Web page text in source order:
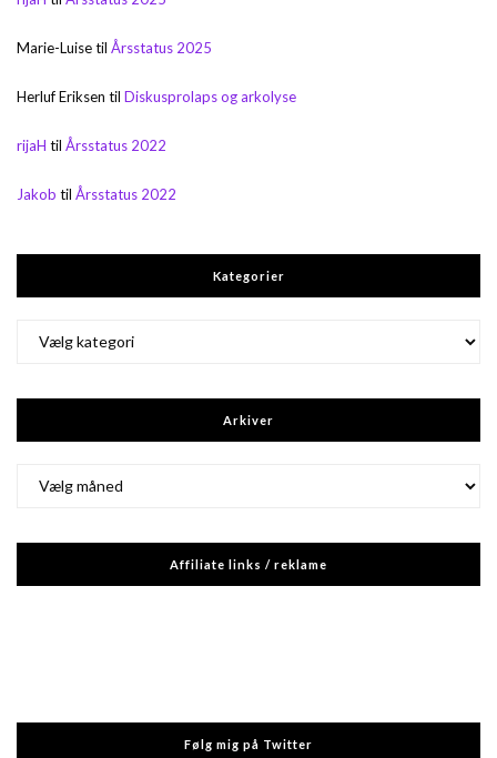
Marie-Luisetil Årsstatus 2025
Herluf Eriksen til Diskusprolaps og arkolyse
rijaH til Årsstatus 2022
Jakob til Årsstatus 2022
Kategorier
Arkiver
Affiliate links / reklame
Følg mig på Twitter